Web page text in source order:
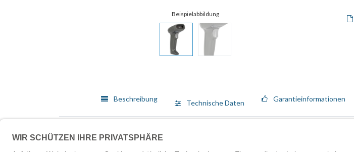
Beschreibung Technische Daten Garantieinformationen